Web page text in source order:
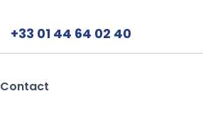
+33 01 44 64 02 40
Contact